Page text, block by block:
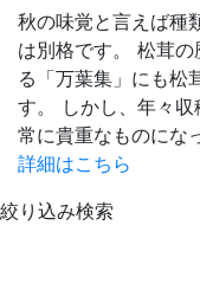
秋の味覚と言えば種
は別格です。 松茸
る「万葉集」にも松
す。 しかし、年々
常に貴重なものにな
詳細はこちら
絞り込み検索